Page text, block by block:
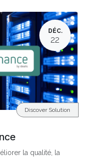
DÉC.
22
la qualité, la
Discover Solution